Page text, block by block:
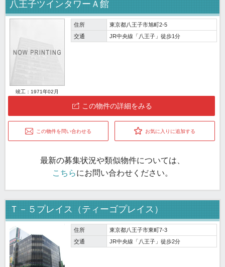
八王子ツインタワーＡ館
竣工：1971年02月
住所
東京都八王子市旭町2-5
交通
JR中央線「八王子」徒歩1分
この物件の詳細をみる
この物件を問い合わせる お気に入りに追加する
最新の募集状況や類似物件については、
こちらにお問い合わせください。
Ｔ－５プレイス（ティーゴプレイス）
住所
東京都八王子市東町7-3
交通
JR中央線「八王子」徒歩2分